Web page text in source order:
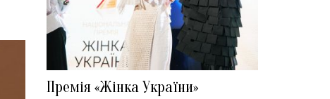
Премія «Жінка України»